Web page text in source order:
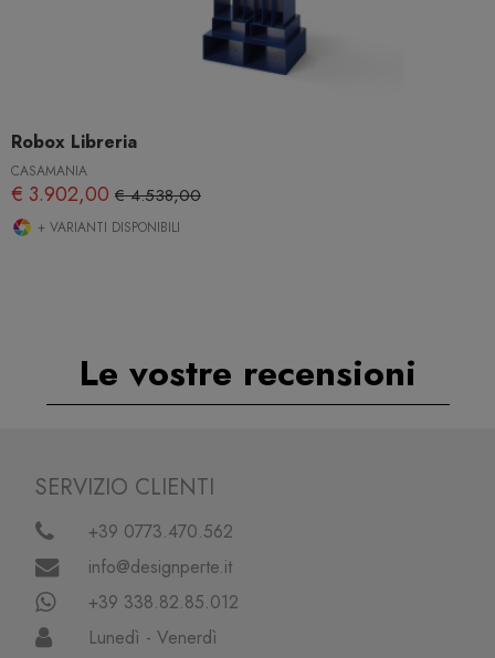
Robox Libreria
CASAMANIA
€ 3.902,00 € 4.538,00
+ VARIANTI DISPONIBILI
Le vostre recensioni
SERVIZIO CLIENTI
+39 0773.470.562
info@designperte.it
+39 338.82.85.012
Lunedì - Venerdì